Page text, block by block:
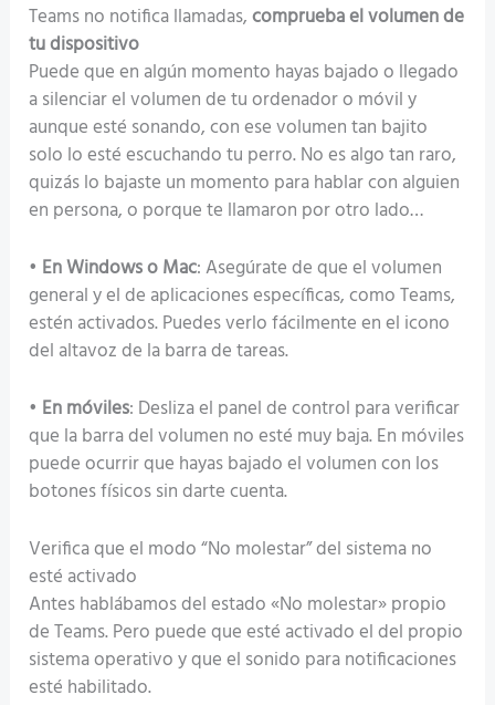
Teams no notifica llamadas,comprueba el volumen de
tu dispositivo
Puede que en algún momento hayas bajado o llegado
a silenciar el volumen de tu ordenador o móvil y
aunque esté sonando, con ese volumen tan bajito
solo lo esté escuchando tu perro. No es algo tan raro,
quizás lo bajaste un momento para hablar con alguien
en persona, o porque te llamaron por otro lado…
• En Windows o Mac: Asegúrate de que el volumen
general y el de aplicaciones específicas, como Teams,
estén activados. Puedes verlo fácilmente en el icono
del altavoz de la barra de tareas.
• En móviles: Desliza el panel de control para verificar
que la barra del volumen no esté muy baja. En móviles
puede ocurrir que hayas bajado el volumen con los
botones físicos sin darte cuenta.
Verifica que el modo “No molestar” del sistema no
esté activado
Antes hablábamos del estado «No molestar» propio
de Teams. Pero puede que esté activado el del propio
sistema operativo y que el sonido para notificaciones
esté habilitado.